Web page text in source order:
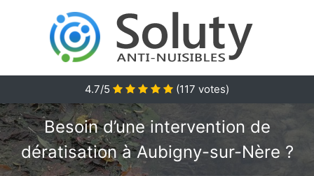
4.7/5 (117 votes)
Besoin d’une intervention de
dératisation à Aubigny-sur-Nère ?